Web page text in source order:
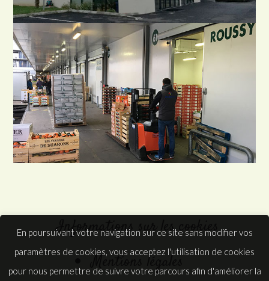
Informations sur les cookies
Mentions légales
En poursuivant votre navigation sur ce site sans modifier vos
paramètres de cookies, vous acceptez l'utilisation de cookies
pour nous permettre de suivre votre parcours afin d'améliorer la